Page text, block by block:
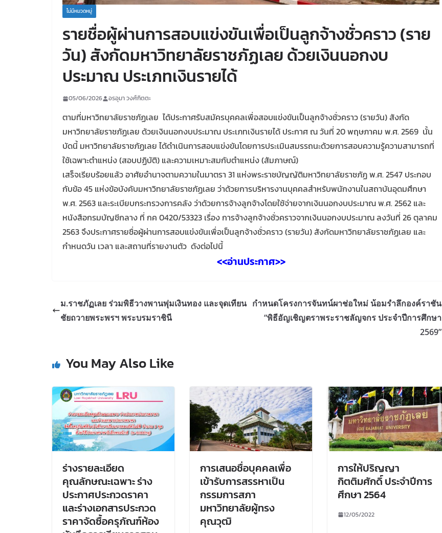
ไม่มีหมวดหมู่
รายชื่อผู้ผ่านการสอบแข่งขันเพื่อเป็นลูกจ้างชั่วคราว (ราย
วัน) สังกัดมหาวิทยาลัยราชภัฏเลย ด้วยเงินนอกงบ
ประมาณ ประเภทเงินรายได้
05/06/2026 อรอุมา วงศ์กิตตะ
ตามที่มหาวิทยาลัยราชภัฏเลย ได้ประกาศรับสมัครบุคคลเพื่อสอบแข่งขันเป็นลูกจ้างชั่วคราว (รายวัน) สังกัด
มหาวิทยาลัยราชภัฏเลย ด้วยเงินนอกงบประมาณ ประเภทเงินรายได้ ประกาศ ณ วันที่ 20 พฤษภาคม พ.ศ. 2569 นั้น
บัดนี้ มหาวิทยาลัยราชภัฏเลย ได้ดำเนินการสอบแข่งขันโดยการประเมินสมรรถนะด้วยการสอบความรู้ความสามารถที่
ใช้เฉพาะตำแหน่ง (สอบปฏิบัติ) และความเหมาะสมกับตำแหน่ง (สัมภาษณ์)
เสร็จเรียบร้อยแล้ว อาศัยอำนาจตามความในมาตรา 31 แห่งพระราชบัญญัติมหาวิทยาลัยราชภัฏ พ.ศ. 2547 ประกอบ
กับข้อ 45 แห่งข้อบังคับมหาวิทยาลัยราชภัฏเลย ว่าด้วยการบริหารงานบุคคลสำหรับพนักงานในสถาบันอุดมศึกษา
พ.ศ. 2563 และระเบียบกระทรวงการคลัง ว่าด้วยการจ้างลูกจ้างโดยใช้จ่ายจากเงินนอกงบประมาณ พ.ศ. 2562 และ
หนังสือกรมบัญชีกลาง ที่ กค 0420/53323 เรื่อง การจ้างลูกจ้างชั่วคราวจากเงินนอกงบประมาณ ลงวันที่ 26 ตุลาคม
2563 จึงประกาศรายชื่อผู้ผ่านการสอบแข่งขันเพื่อเป็นลูกจ้างชั่วคราว (รายวัน) สังกัดมหาวิทยาลัยราชภัฏเลย และ
กำหนดวัน เวลา และสถานที่รายงานตัว ดังต่อไปนี้
<<อ่านประกาศ>>
ม.ราชภัฏเลย ร่วมพิธีวางพานพุ่มเงินทอง และจุดเทียน
ชัยถวายพระพรฯ พระบรมราชินี
กำหนดโครงการจันทน์ผาช่อใหม่ น้อมรำลึกองค์ราชัน
“พิธีอัญเชิญตราพระราชลัญจกร ประจำปีการศึกษา
2569”
You May Also Like
ร่างรายละเอียด
คุณลักษณะเฉพาะ ร่าง
ประกาศประกวดราคา
และร่างเอกสารประกวด
ราคาจัดซื้อครุภัณฑ์ห้อง
การเสนอชื่อบุคคลเพื่อ
เข้ารับการสรรหาเป็น
กรรมการสภา
มหาวิทยาลัยผู้ทรง
คุณวุฒิ
การให้ปริญญา
กิตติมศักดิ์ ประจำปีการ
ศึกษา 2564
12/05/2022